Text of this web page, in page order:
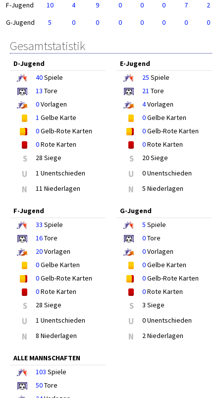
F-Jugend
10 4 9 0 0 0 7
2
G-Jugend
5 0 0 0 0 0 0 0
Gesamtstatistik
D-Jugend
40Spiele
13 Tore
0Vorlagen
1 Gelbe Karte
0Gelb-Rote Karten
0Rote Karten
S 28 Siege
U 1 Unentschieden
N 11 Niederlagen
E-Jugend
25 Spiele
21 Tore
4Vorlagen
0Gelbe Karten
0Gelb-Rote Karten
0Rote Karten
S 20 Siege
U 0 Unentschieden
N 5 Niederlagen
F-Jugend
33 Spiele
16Tore
20Vorlagen
0Gelbe Karten
0Gelb-Rote Karten
0Rote Karten
S 28 Siege
U 1 Unentschieden
N 8 Niederlagen
G-Jugend
5 Spiele
0Tore
0Vorlagen
0Gelbe Karten
0Gelb-Rote Karten
0Rote Karten
S 3 Siege
U 0 Unentschieden
N 2 Niederlagen
ALLE MANNSCHAFTEN
103 Spiele
50Tore